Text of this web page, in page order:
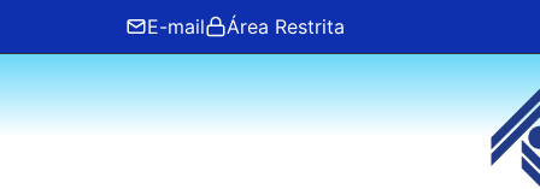
content
E-mail Área Restrita